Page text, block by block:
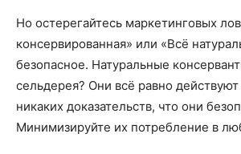
Но остерегайтесь маркетинговых
консервированная» или «Всё
безопасное. Натуральные
сельдерея? Они всё равно
никаких доказательств, что они
Минимизируйте их потребление в